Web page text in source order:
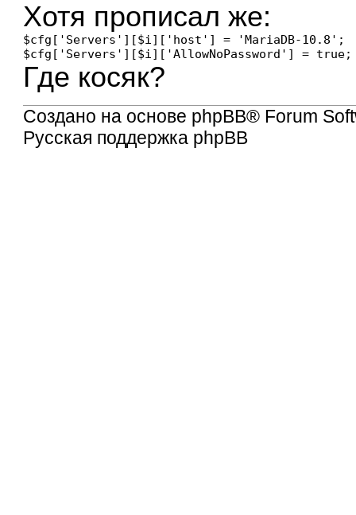
Хотя прописал же:
$cfg['Servers'][$i]['host'] = 'MariaDB-10.8';
$cfg['Servers'][$i]['AllowNoPassword'] =
Где косяк?
Создано на основе phpBB® Forum
Русская поддержка phpBB